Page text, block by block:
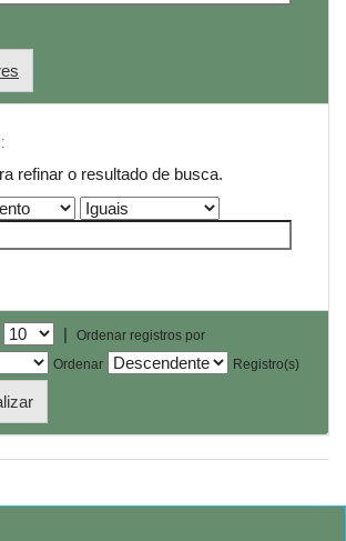
refinar o resultado de busca.
|
Ordenar registros por
Ordenar
Registro(s)